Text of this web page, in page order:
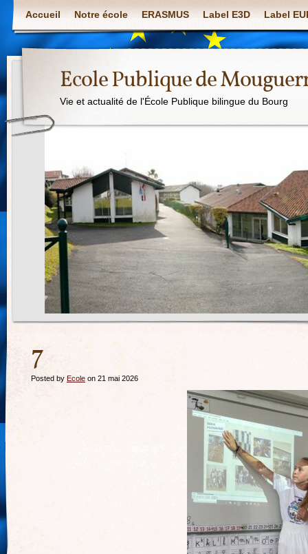
Accueil Notre école ERASMUS Label E3D Label
Ecole Publique de
Vie et actualité de l'École Publique bilingue du Bourg
7
Posted by Ecole on 21 mai 2026